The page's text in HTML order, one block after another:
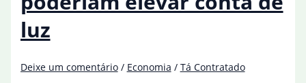
luz
Deixe um comentário / Economia / Tá Contratado